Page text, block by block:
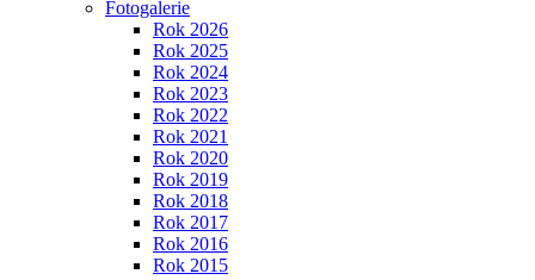
Fotogalerie
Rok 2026
Rok 2025
Rok 2024
Rok 2023
Rok 2022
Rok 2021
Rok 2020
Rok 2019
Rok 2018
Rok 2017
Rok 2016
Rok 2015